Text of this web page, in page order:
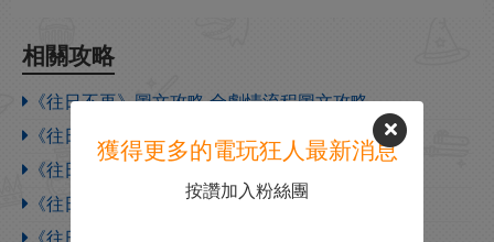
相關攻略
《往日不再》圖文攻略 全劇情流程圖文攻略
《往日不再》圖文白金攻略 全支線任務全收集攻略
《往日不再》遊戲全成就要點攻略分享
《往日不在》新手入門攻略
《往日不再》最強武器獲得方法 全武器圖鑒及推薦
獲得更多的電玩狂人最新消息
按讚加入粉絲團